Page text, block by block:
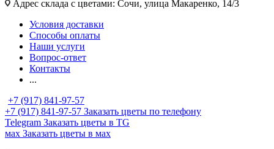
Адрес склада с цветами: Сочи, улица Макаренко, 14/3
Условия доставки
Способы оплаты
Наши услуги
Вопрос-ответ
Контакты
...
+7 (917) 841-97-57
+7 (917) 841-97-57 Заказать цветы по телефону
Telegram Заказать цветы в TG
мах Заказать цветы в мах